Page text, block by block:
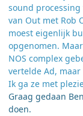
sound
van Out met Rob
moest eigenlijk
opgenomen.
NOS complex
vertelde Ad,
Ik ga ze met
Graag gedaan
doen.